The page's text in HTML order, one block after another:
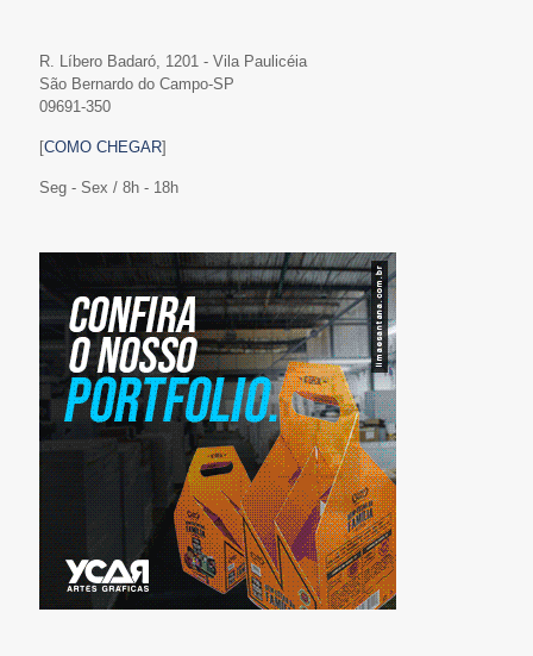
R. Líbero Badaró, 1201 - Vila Paulicéia
São Bernardo do Campo-SP
09691-350
[COMO CHEGAR]
Seg - Sex / 8h - 18h